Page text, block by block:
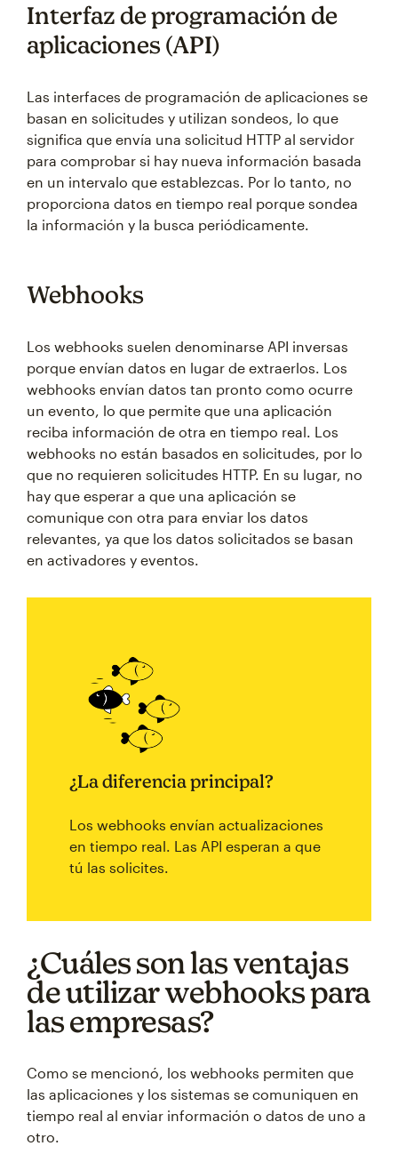
Interfaz de programación de
aplicaciones (API)
Las interfaces de programación de aplicaciones se
basan en solicitudes y utilizan sondeos, lo que
significa que envía una solicitud HTTP al servidor
para comprobar si hay nueva información basada
en un intervalo que establezcas. Por lo tanto, no
proporciona datos en tiempo real porque sondea
la información y la busca periódicamente.
Webhooks
Los webhooks suelen denominarse API inversas
porque envían datos en lugar de extraerlos. Los
webhooks envían datos tan pronto como ocurre
un evento, lo que permite que una aplicación
reciba información de otra en tiempo real. Los
webhooks no están basados en solicitudes, por lo
que no requieren solicitudes HTTP. En su lugar, no
hay que esperar a que una aplicación se
comunique con otra para enviar los datos
relevantes, ya que los datos solicitados se basan
en activadores y eventos.
¿La diferencia principal?
Los webhooks envían actualizaciones
en tiempo real. Las API esperan a que
tú las solicites.
¿Cuáles son las ventajas
de utilizar webhooks para
las empresas?
Como se mencionó, los webhooks permiten que
las aplicaciones y los sistemas se comuniquen en
tiempo real al enviar información o datos de uno a
otro.